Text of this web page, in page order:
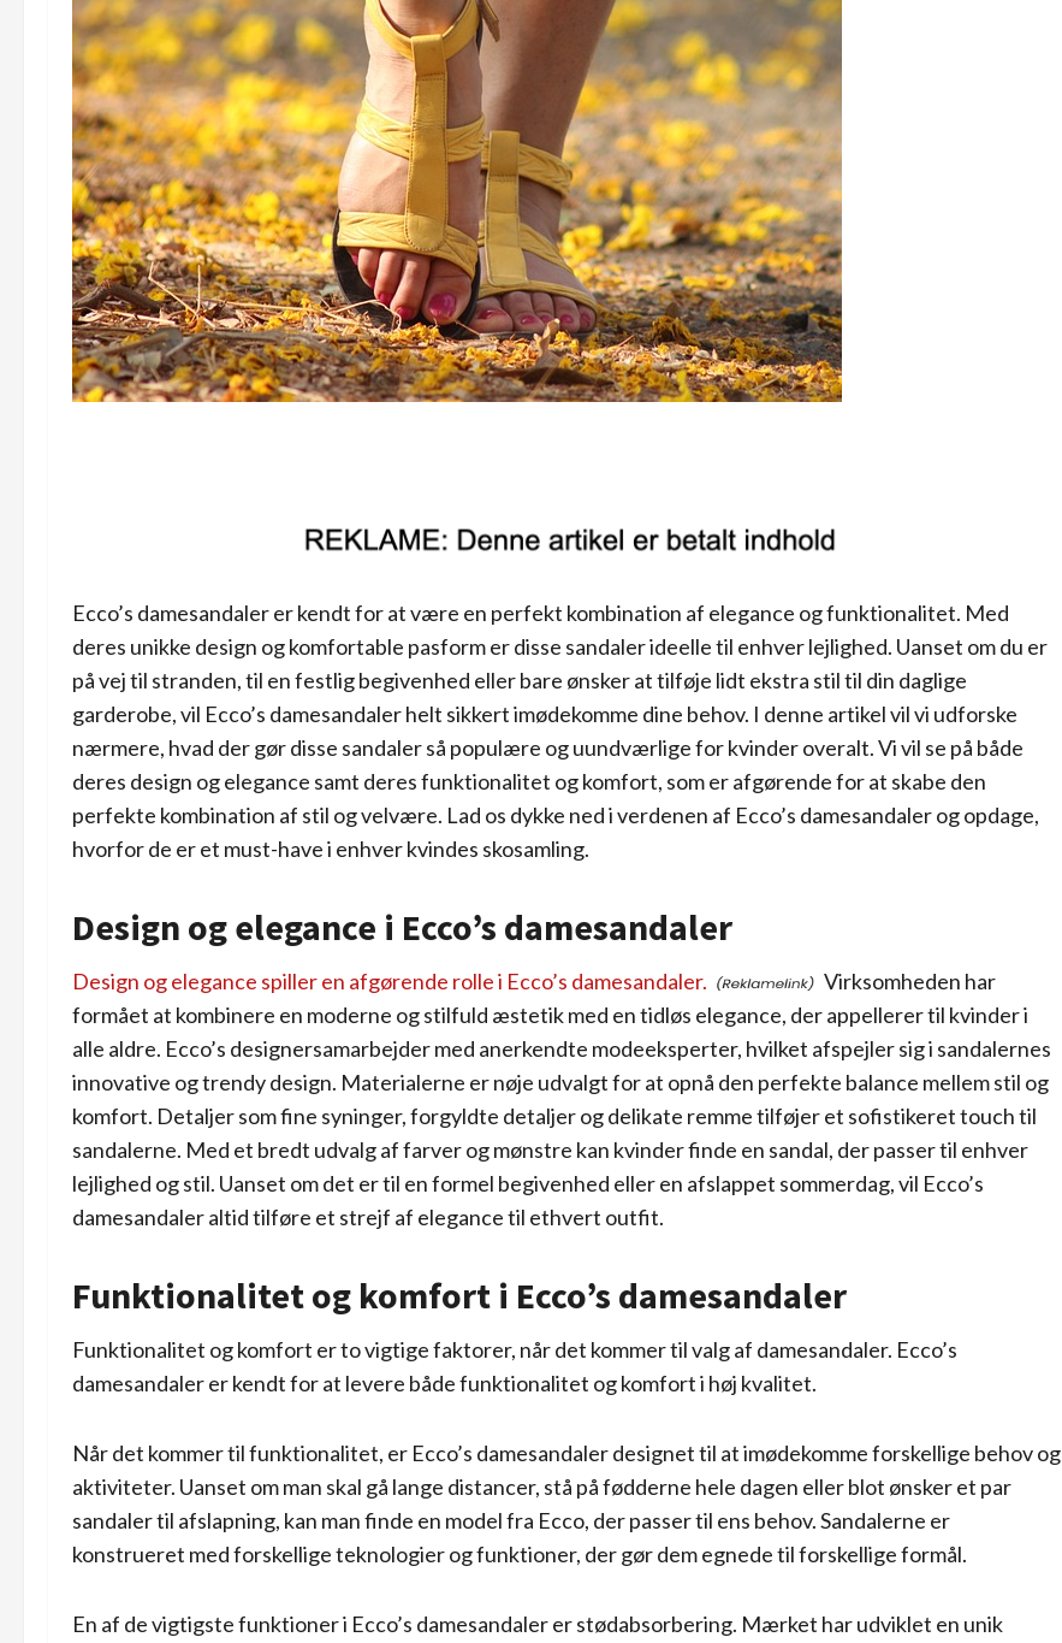
Ecco’s damesandaler er kendt for at være en perfekt kombination af elegance og funktionalitet. Med
deres unikke design og komfortable pasform er disse sandaler ideelle til enhver lejlighed. Uanset om du er
på vej til stranden, til en festlig begivenhed eller bare ønsker at tilføje lidt ekstra stil til din daglige
garderobe, vil Ecco’s damesandaler helt sikkert imødekomme dine behov. I denne artikel vil vi udforske
nærmere, hvad der gør disse sandaler så populære og uundværlige for kvinder overalt. Vi vil se på både
deres design og elegance samt deres funktionalitet og komfort, som er afgørende for at skabe den
perfekte kombination af stil og velvære. Lad os dykke ned i verdenen af Ecco’s damesandaler og opdage,
hvorfor de er et must-have i enhver kvindes skosamling.
Design og elegance i Ecco’s damesandaler
Design og elegance spiller en afgørende rolle i Ecco’s damesandaler.
Virksomheden har
formået at kombinere en moderne og stilfuld æstetik med en tidløs elegance, der appellerer til kvinder i
alle aldre. Ecco’s designersamarbejder med anerkendte modeeksperter, hvilket afspejler sig i sandalernes
innovative og trendy design. Materialerne er nøje udvalgt for at opnå den perfekte balance mellem stil og
komfort. Detaljer som fine syninger, forgyldte detaljer og delikate remme tilføjer et sofistikeret touch til
sandalerne. Med et bredt udvalg af farver og mønstre kan kvinder finde en sandal, der passer til enhver
lejlighed og stil. Uanset om det er til en formel begivenhed eller en afslappet sommerdag, vil Ecco’s
damesandaler altid tilføre et strejf af elegance til ethvert outfit.
Funktionalitet og komfort i Ecco’s damesandaler
Funktionalitet og komfort er to vigtige faktorer, når det kommer til valg af damesandaler. Ecco’s
damesandaler er kendt for at levere både funktionalitet og komfort i høj kvalitet.
Når det kommer til funktionalitet, er Ecco’s damesandaler designet til at imødekomme forskellige behov og
aktiviteter. Uanset om man skal gå lange distancer, stå på fødderne hele dagen eller blot ønsker et par
sandaler til afslapning, kan man finde en model fra Ecco, der passer til ens behov. Sandalerne er
konstrueret med forskellige teknologier og funktioner, der gør dem egnede til forskellige formål.
En af de vigtigste funktioner i Ecco’s damesandaler er stødabsorbering. Mærket har udviklet en unik